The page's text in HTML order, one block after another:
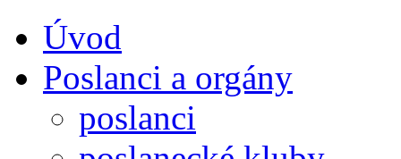
Úvod
Poslanci a orgány
poslanci